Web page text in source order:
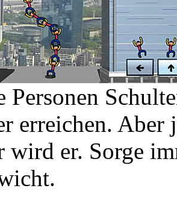
Personen
erreichen. Aber
wird er. Sorge